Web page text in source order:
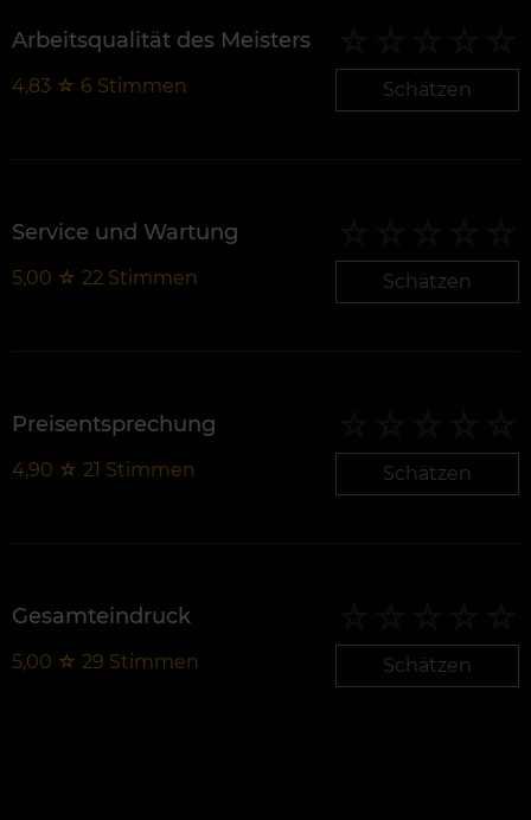
Arbeitsqualität des Meisters
4,83 ☆ 6 Stimmen Schätzen
Service und Wartung
5,00 ☆ 22 Stimmen Schätzen
Preisentsprechung
4,90 ☆ 21 Stimmen Schätzen
Gesamteindruck
5,00 ☆ 29 Stimmen Schätzen